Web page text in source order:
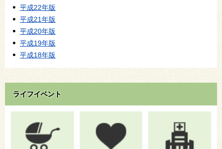
平成22年版
平成21年版
平成20年版
平成19年版
平成18年版
ライフイベント